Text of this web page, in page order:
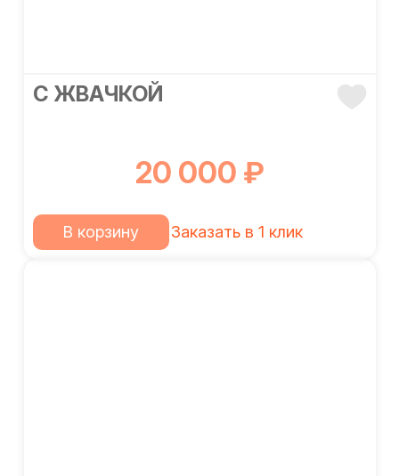
С ЖВАЧКОЙ
20 000 ₽
В корзину Заказать в 1 клик